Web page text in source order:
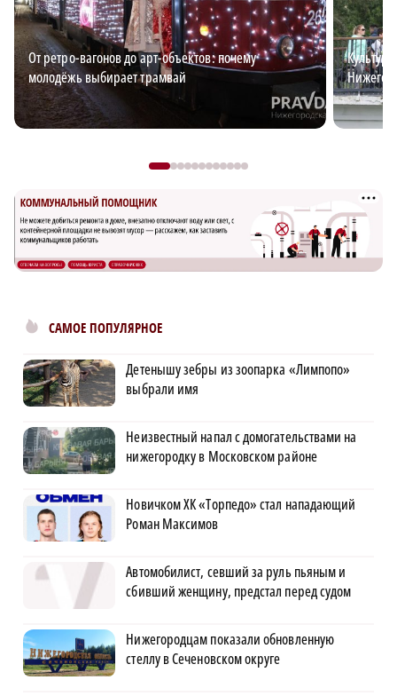
От ретро-вагонов до арт-объектов: почему
молодёжь выбирает трамвай
САМОЕ ПОПУЛЯРНОЕ
Детенышу зебры из зоопарка «Лимпопо»
выбрали имя
Неизвестный напал с домогательствами на
нижегородку в Московском районе
Новичком ХК «Торпедо» стал нападающий
Роман Максимов
Автомобилист, севший за руль пьяным и
сбивший женщину, предстал перед судом
Нижегородцам показали обновленную
стеллу в Сеченовском округе